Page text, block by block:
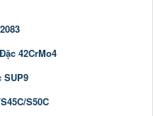
42CrMo4
SUP9
S50C